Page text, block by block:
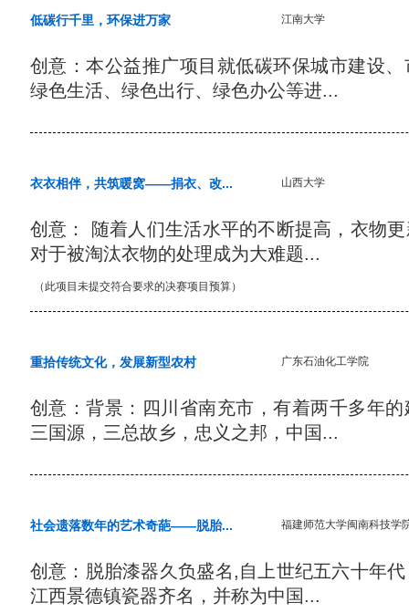
低碳行千里，环保进万家 江南大学
创意：本公益推广项目就低碳环保城市建设
绿色生活、绿色出行、绿色办公等进...
衣衣相伴，共筑暖窝——捐衣、改... 山西大学
创意： 随着人们生活水平的不断提高，衣物
对于被淘汰衣物的处理成为大难题...
（此项目未提交符合要求的决赛项目预算）
重拾传统文化，发展新型农村 广东石油化工学院
创意：背景：四川省南充市，有着两千多年
三国源，三总故乡，忠义之邦，中国...
社会遗落数年的艺术奇葩——脱胎... 福建师范大学闽南科技学
创意：脱胎漆器久负盛名,自上世纪五六十年
江西景德镇瓷器齐名，并称为中国...